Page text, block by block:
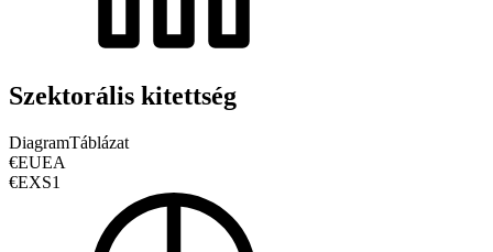
Szektorális kitettség
DiagramTáblázat
€EUEA
€EXS1